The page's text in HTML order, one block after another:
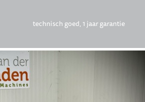
technisch goed, 1 jaar garantie